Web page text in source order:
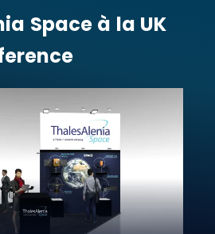
Space à la UK
Space à la UK